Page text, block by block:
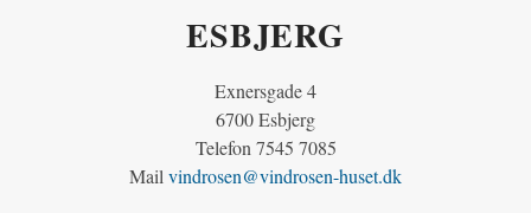
ESBJERG
Exnersgade 4
6700 Esbjerg
Telefon 7545 7085
Mail vindrosen@vindrosen-huset.dk